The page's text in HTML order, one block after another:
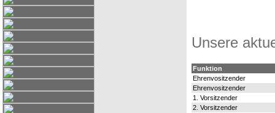
Unsere
Funktion
Ehrenvositzender
Ehrenvositzender
1. Vorsitzender
2. Vorsitzender